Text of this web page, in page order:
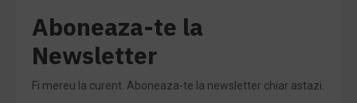
Aboneaza-te la
Newsletter
Fi mereu la curent. Aboneaza-te la newsletter chiar astazi.